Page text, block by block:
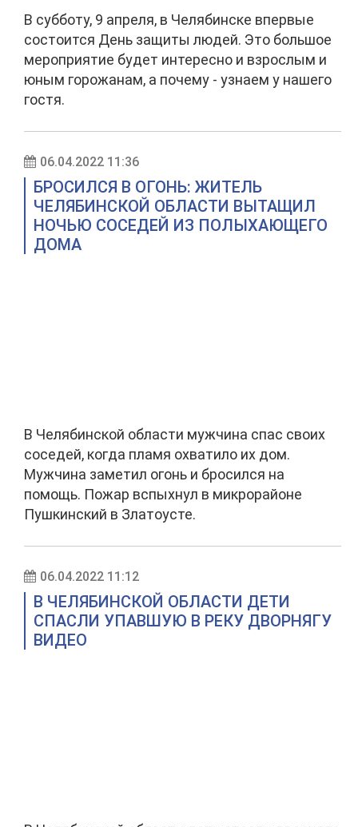
В субботу, 9 апреля, в Челябинске впервые
состоится День защиты людей. Это большое
мероприятие будет интересно и взрослым и
юным горожанам, а почему - узнаем у нашего
гостя.
06.04.2022 11:36
БРОСИЛСЯ В ОГОНЬ: ЖИТЕЛЬ
ЧЕЛЯБИНСКОЙ ОБЛАСТИ ВЫТАЩИЛ
НОЧЬЮ СОСЕДЕЙ ИЗ ПОЛЫХАЮЩЕГО
ДОМА
В Челябинской области мужчина спас своих
соседей, когда пламя охватило их дом.
Мужчина заметил огонь и бросился на
помощь. Пожар вспыхнул в микрорайоне
Пушкинский в Златоусте.
06.04.2022 11:12
В ЧЕЛЯБИНСКОЙ ОБЛАСТИ ДЕТИ
СПАСЛИ УПАВШУЮ В РЕКУ ДВОРНЯГУ
ВИДЕО